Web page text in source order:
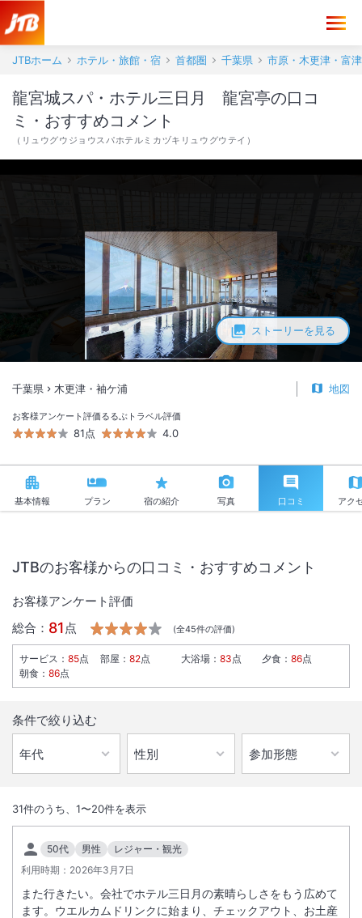
JTBホーム ホテル・旅館・宿 首都圏 千葉県 市原・木更津・富津
ストーリーを見る
龍宮城スパ・ホテル三日月 龍宮亭の口コ
ミ・おすすめコメント
（ リュウグウジョウスパホテルミカヅキリュウグウテイ ）
千葉県 木更津・袖ケ浦 地図
お客様アンケート評価
81点
るるぶトラベル評価
4.0
基本情報 プラン 宿の紹介 写真 口コミ アク
遊びきれない温泉＆プールのテーマパーク、バギーなどアクティビティ
も充実◎ 三日月打ち上げ花火開催中(期間限定）
総客室数247室
INチェックイン
15:00/ OUT チェックアウト
10:00
JTBのお客様からの口コミ・おすすめコメント
お客様アンケート評価
総合： 81 点 (全45件の評価)
サービス ： 85点 部屋 ： 82点 大浴場 ： 83点 夕食 ： 86点
朝食 ： 86点
条件で絞り込む
31件のうち、 1〜20件を表示
50代 男性
レジャー・観光
利用時期： 2026年3月7日
また行きたい。会社でホテル三日月の素晴らしさをもう広めて
ます。ウエルカムドリンクに始まり、チェックアウト、お土産